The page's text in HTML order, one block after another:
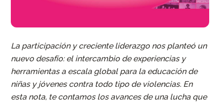
La participación y creciente liderazgo nos planteó un
nuevo desafío: el intercambio de experiencias y
herramientas a escala global para la educación de
niñas y jóvenes contra todo tipo de violencias. En
esta nota, te contamos los avances de una lucha que